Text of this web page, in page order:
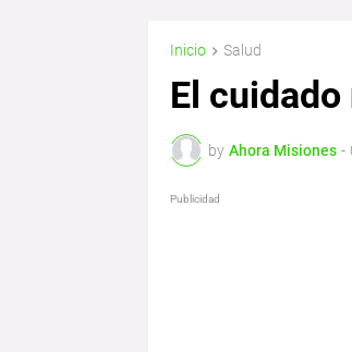
Inicio Salud
El
by Ahora Misiones -
Publicidad